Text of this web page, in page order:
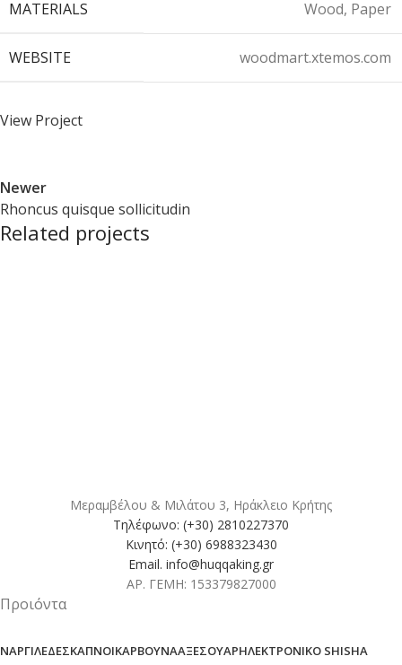
MATERIALS Wood, Paper
WEBSITE woodmart.xtemos.com
View Project
Newer
Rhoncus quisque sollicitudin
Related projects
Μεραμβέλου & Μιλάτου 3, Ηράκλειο Κρήτης
Τηλέφωνο: (+30) 2810227370
Κινητό: (+30) 6988323430
Email. info@huqqaking.gr
ΑΡ. ΓΕΜΗ: 153379827000
Προιόντα
ΝΑΡΓΙΛΈΔΕΣΚΑΠΝΟΊΚΆΡΒΟΥΝΑΑΞΕΣΟΥΆΡΗΛΕΚΤΡΟΝΙΚΌ SHISHA